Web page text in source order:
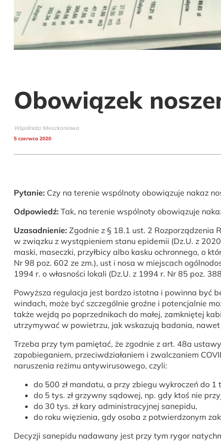
Obowiązek
Wspólnota Mieszkaniowa
5 czerwca 2020
Pytanie: Czy na terenie wspólnoty obowiązuje nakaz
Odpowiedź: Tak, na terenie wspólnoty obowiązuje
Uzasadnienie: Zgodnie z § 18.1 ust. 2
w związku z wystąpieniem stanu epidemii (Dz.U. z
maski, maseczki, przyłbicy albo kasku ochronnego, o
Nr 98 poz. 602 ze zm.), ust i nosa w miejscach
1994 r. o własności lokali (Dz.U. z 1994 r. Nr 85 poz.
Powyższa regulacja jest bardzo istotna i powinna być
windach, może być szczególnie groźne i potencjalnie
także wejdą po poprzednikach do małej, zamkniętej
utrzymywać w powietrzu, jak wskazują badania,
Trzeba przy tym pamiętać, że zgodnie z art. 48a
zapobieganiem, przeciwdziałaniem i zwalczaniem
naruszenia reżimu antywirusowego, czyli:
do 500 zł mandatu, a przy zbiegu wykroczeń do 1
do 5 tys. zł grzywny sądowej, np. gdy ktoś nie
do 30 tys. zł kary administracyjnej sanepidu,
do roku więzienia, gdy osoba z potwierdzonym
Decyzji sanepidu nadawany jest przy tym rygor